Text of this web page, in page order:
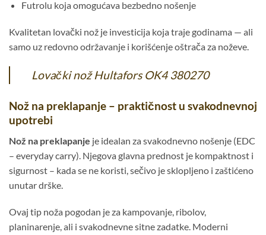
Futrolu koja omogućava bezbedno nošenje
Kvalitetan lovački nož je investicija koja traje godinama — ali
samo uz redovno održavanje i korišćenje oštrača za noževe.
Lovački nož Hultafors OK4 380270
Nož na preklapanje – praktičnost u svakodnevnoj
upotrebi
Nož na preklapanje je idealan za svakodnevno nošenje (EDC
– everyday carry). Njegova glavna prednost je kompaktnost i
sigurnost – kada se ne koristi, sečivo je sklopljeno i zaštićeno
unutar drške.
Ovaj tip noža pogodan je za kampovanje, ribolov,
planinarenje, ali i svakodnevne sitne zadatke. Moderni